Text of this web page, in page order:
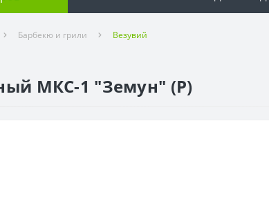
Барбекю и грили Везувий
МКС-1 "Земун" (Р)